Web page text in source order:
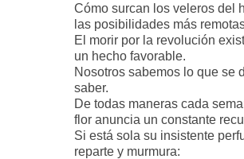
Cómo surcan los veleros del
las posibilidades más
El morir por la revolución
un hecho favorable.
Nosotros sabemos lo que se
saber.
De todas maneras cada
flor anuncia un constante
Si está sola su insistente
reparte y murmura: